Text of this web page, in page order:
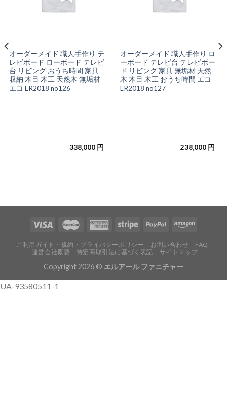
オーダーメイド 職人手作り テ
レビボード ローボード テレビ
台 リビング おうち時間 家具
収納 木目 木工 天然木 無垢材
エコ LR2018 no126
338,000 円
オーダーメイド 職人手作り ロ
ーボード テレビ台 テレビボー
ド リビング 家具 無垢材 天然
木 木目 木工 おうち時間 エコ
LR2018 no127
238,000 円
ご利用ガイド・規約・プライバシーポリシー お問い合わせ
FAQ
運営会社概要
特定商取引法に基づく表記 サイトマップ
Copyright 2026 © エルアール ファニチャー
UA-93580511-1